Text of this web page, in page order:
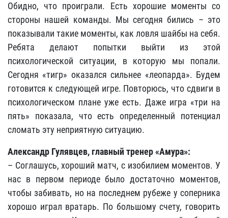
Обидно, что проиграли. Есть хорошие моменты со
стороны нашей команды. Мы сегодня бились – это
показывали такие моменты, как ловля шайбы на себя.
Ребята делают попытки выйти из этой
психологической ситуации, в которую мы попали.
Сегодня «тигр» оказался сильнее «леопарда». Будем
готовится к следующей игре. Повторюсь, что сдвиги в
психологическом плане уже есть. Даже игра «три на
пять» показала, что есть определенный потенциал
сломать эту неприятную ситуацию.
Александр Гулявцев, главный тренер «Амура»:
– Соглашусь, хороший матч, с изобилием моментов. У
нас в первом периоде было достаточно моментов,
чтобы забивать, но на последнем рубеже у соперника
хорошо играл вратарь. По большому счету, говорить